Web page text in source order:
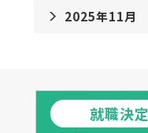
2025年11月
就職決